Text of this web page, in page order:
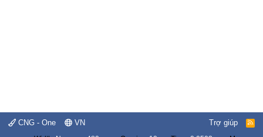
CNG - One VN Trợ giúp
R